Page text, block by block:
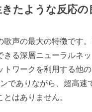
たような反応
声の最大の特徴です
きる深層ニューラルネ
トワークを利用する他
でありながら、超高
はありません。